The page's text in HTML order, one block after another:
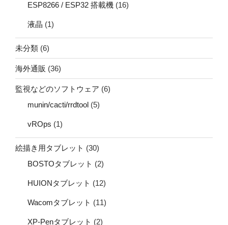
ESP8266 / ESP32 搭載機 (16)
液晶 (1)
未分類 (6)
海外通販 (36)
監視などのソフトウェア (6)
munin/cacti/rrdtool (5)
vROps (1)
絵描き用タブレット (30)
BOSTOタブレット (2)
HUIONタブレット (12)
Wacomタブレット (11)
XP-Penタブレット (2)